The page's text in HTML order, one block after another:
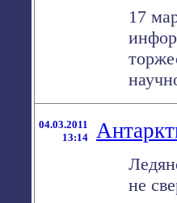
17
04.03.2011
13:14
не